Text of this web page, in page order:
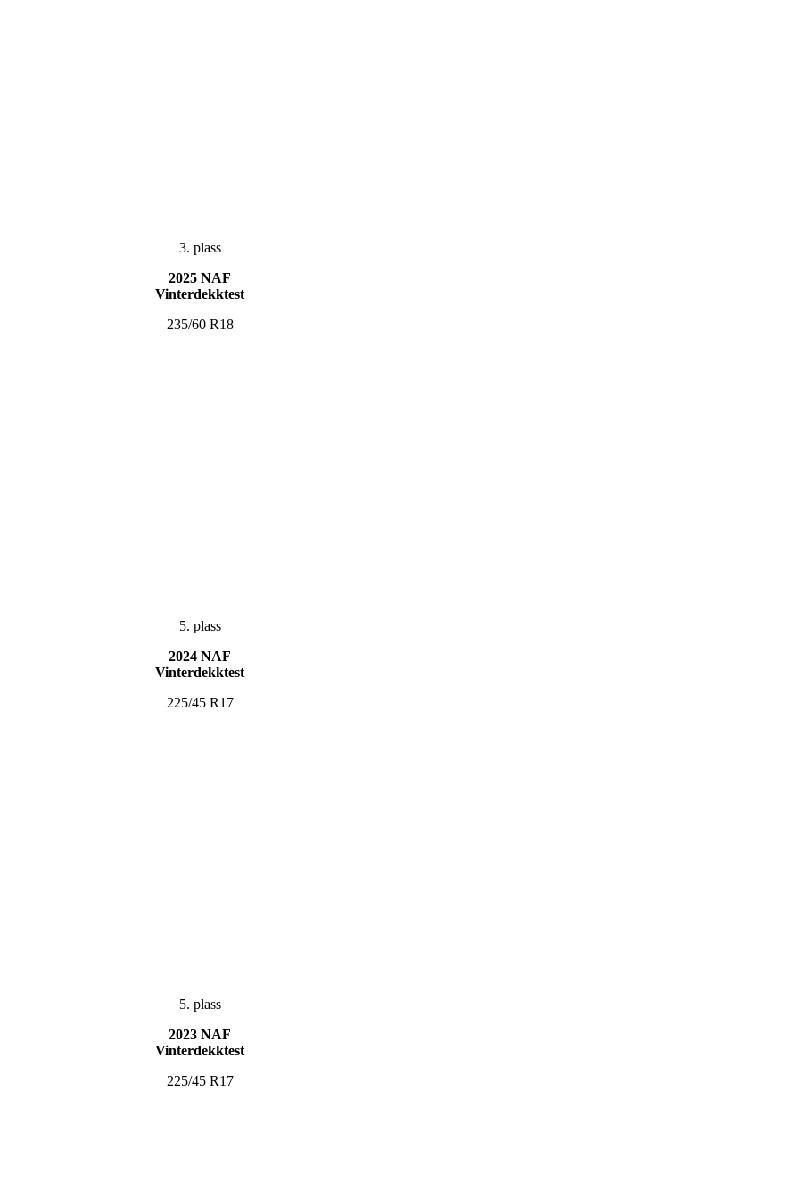
3. plass
2025 NAF
Vinterdekktest
235/60 R18
5. plass
2024 NAF
Vinterdekktest
225/45 R17
5. plass
2023 NAF
Vinterdekktest
225/45 R17